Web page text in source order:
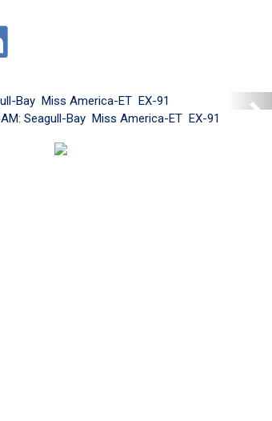
Seagull-Bay  Miss America-ET  EX-91